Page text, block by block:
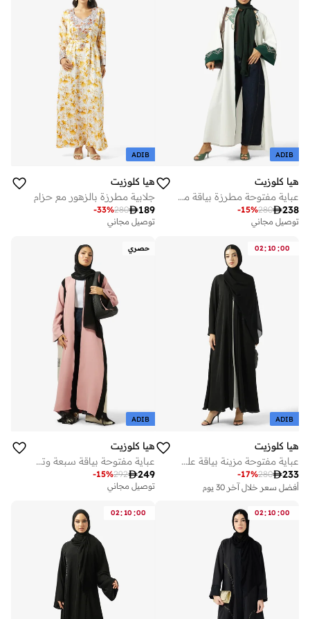
ADIB
هيا كلوزيت
عباية مفتوحة مطرزة بياقة مستديرة
238
280
-15%
توصيل مجاني
ADIB
هيا كلوزيت
جلابية مطرزة بالزهور مع حزام
189
280
-33%
توصيل مجاني
02:10 :00
ADIB
هيا كلوزيت
عباية مفتوحة مزينة بياقة على شكل حرف
233
280
-17%
أفضل سعر خلال آخر 30 يوم
توصيل مجاني
أفضل سعر خلال آخر 30 يوم
على وشك النفاد
حصري
ADIB
هيا كلوزيت
عباية مفتوحة بياقة سبعة وتفاصيل سحاب
249
292
-15%
توصيل مجاني
02:10 :00
02:10 :00